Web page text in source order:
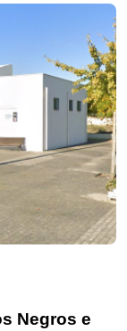
Negros e